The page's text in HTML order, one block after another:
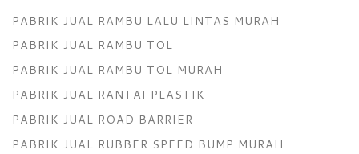
PABRIK JUAL RAMBU LALU LINTAS MURAH
PABRIK JUAL RAMBU TOL
PABRIK JUAL RAMBU TOL MURAH
PABRIK JUAL RANTAI PLASTIK
PABRIK JUAL ROAD BARRIER
PABRIK JUAL RUBBER SPEED BUMP MURAH